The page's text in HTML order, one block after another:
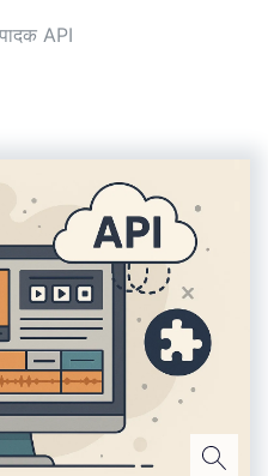
API